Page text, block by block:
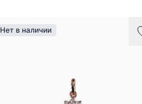
Нет в наличии